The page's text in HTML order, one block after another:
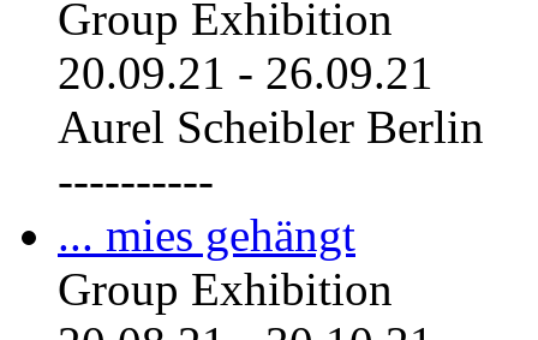
Group Exhibition
20.09.21 - 26.09.21
Aurel Scheibler Berlin
----------
... mies gehängt
Group Exhibition